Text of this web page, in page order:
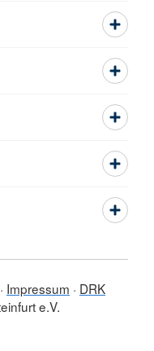
Impressum
DRK
e.V.